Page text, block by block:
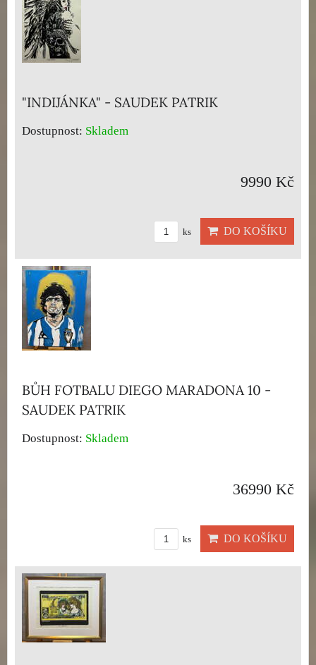
"INDIJÁNKA" - SAUDEK PATRIK
Dostupnost: Skladem
9990 Kč
ks DO KOŠÍKU
BŮH FOTBALU DIEGO MARADONA 10 -
SAUDEK PATRIK
Dostupnost: Skladem
36990 Kč
ks DO KOŠÍKU